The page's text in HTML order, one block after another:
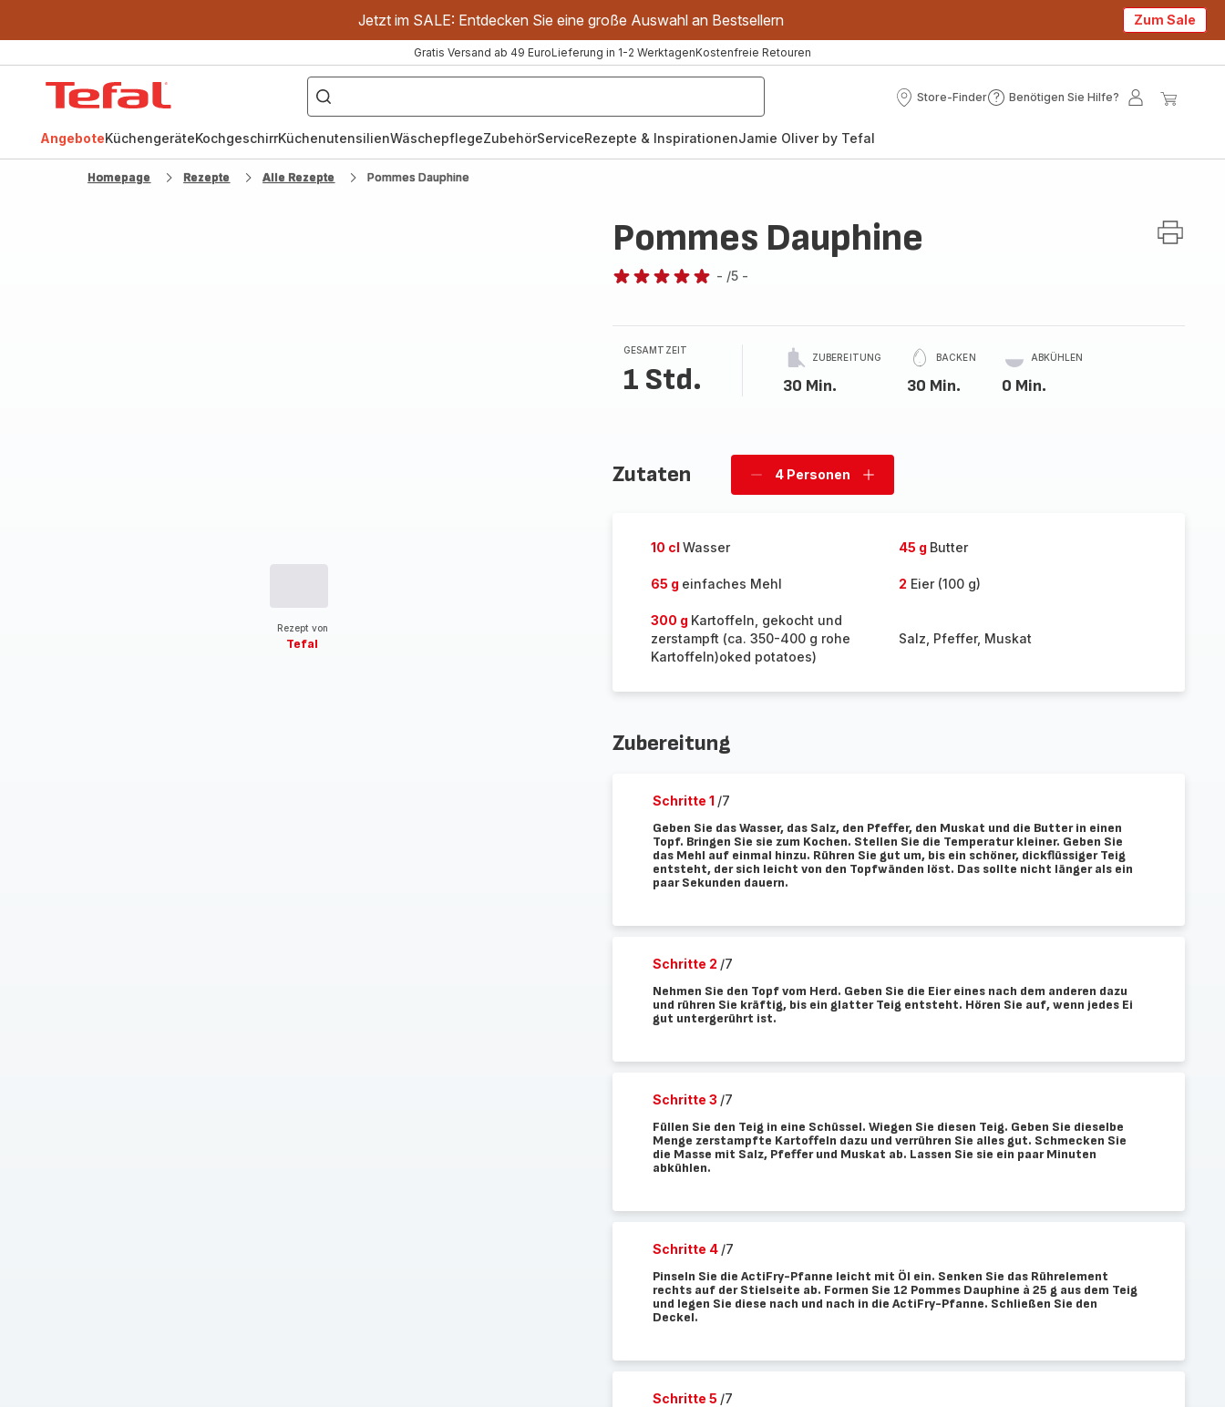
Jetzt im SALE: Entdecken Sie eine große Auswahl an Bestsellern Zum Sale
Gratis Versand ab 49 EuroLieferung in 1-2 WerktagenKostenfreie Retouren
["OptiGrill","Easy
Fry","Pfanne"]
Store-Finder
Store-
Benötigen Sie Hilfe?
Benötigen
Mein
AngeboteKüchengeräteKochgeschirrKüchenutensilienWäschepflegeZubehörServiceRezepte & InspirationenJamie Oliver by Tefal
Homepage Rezepte Alle Rezepte Pommes Dauphine
Rezept von
Tefal
Pommes Dauphine
5
Sternen
(Durchschnitt)
- /5 -
GESAMTZEIT
1 Std.
ZUBEREITUNG
30 Min.
BACKEN
30 Min.
ABKÜHLEN
0 Min.
Zutaten
Personen
4 Personen
Personen
10 cl Wasser 45 g Butter
65 g einfaches Mehl 2 Eier (100 g)
300 g Kartoffeln, gekocht und
zerstampft (ca. 350-400 g rohe
Kartoffeln)oked potatoes)
Salz, Pfeffer, Muskat
Zubereitung
Schritte 1 /7
Geben Sie das Wasser, das Salz, den Pfeffer, den Muskat und die Butter in einen
Topf. Bringen Sie sie zum Kochen. Stellen Sie die Temperatur kleiner. Geben Sie
das Mehl auf einmal hinzu. Rühren Sie gut um, bis ein schöner, dickflüssiger Teig
entsteht, der sich leicht von den Topfwänden löst. Das sollte nicht länger als ein
paar Sekunden dauern.
Schritte 2 /7
Nehmen Sie den Topf vom Herd. Geben Sie die Eier eines nach dem anderen dazu
und rühren Sie kräftig, bis ein glatter Teig entsteht. Hören Sie auf, wenn jedes Ei
gut untergerührt ist.
Schritte 3 /7
Füllen Sie den Teig in eine Schüssel. Wiegen Sie diesen Teig. Geben Sie dieselbe
Menge zerstampfte Kartoffeln dazu und verrühren Sie alles gut. Schmecken Sie
die Masse mit Salz, Pfeffer und Muskat ab. Lassen Sie sie ein paar Minuten
abkühlen.
Schritte 4 /7
Pinseln Sie die ActiFry-Pfanne leicht mit Öl ein. Senken Sie das Rührelement
rechts auf der Stielseite ab. Formen Sie 12 Pommes Dauphine à 25 g aus dem Teig
und legen Sie diese nach und nach in die ActiFry-Pfanne. Schließen Sie den
Deckel.
Schritte 5 /7